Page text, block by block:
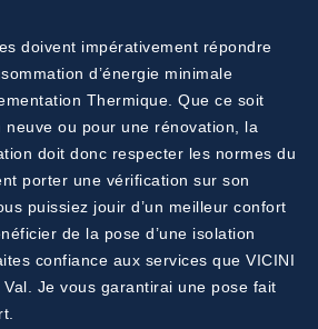
doivent impérativement répondre
d’énergie minimale
Thermique. Que ce soit
neuve ou pour une rénovation, la
doit donc respecter les normes du
porter une vérification sur son
puissiez jouir d’un meilleur confort
de la pose d’une isolation
confiance aux services que VICINI
Je vous garantirai une pose fait